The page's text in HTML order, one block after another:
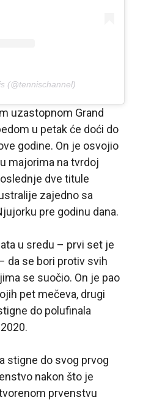
(@tennischannel)
uzastopnom Grand
u petak će doći do
godine. On je osvojio
majorima na tvrdoj
dve titule
zajedno sa
pre godinu dana.
u sredu – prvi set je
da se bori protiv svih
se suočio. On je pao
pet mečeva, drugi
do polufinala
stigne do svog prvog
nakon što je
prvenstvu